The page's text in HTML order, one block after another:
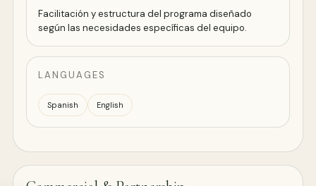
Facilitación y estructura del programa diseñado
según las necesidades específicas del equipo.
LANGUAGES
Spanish English